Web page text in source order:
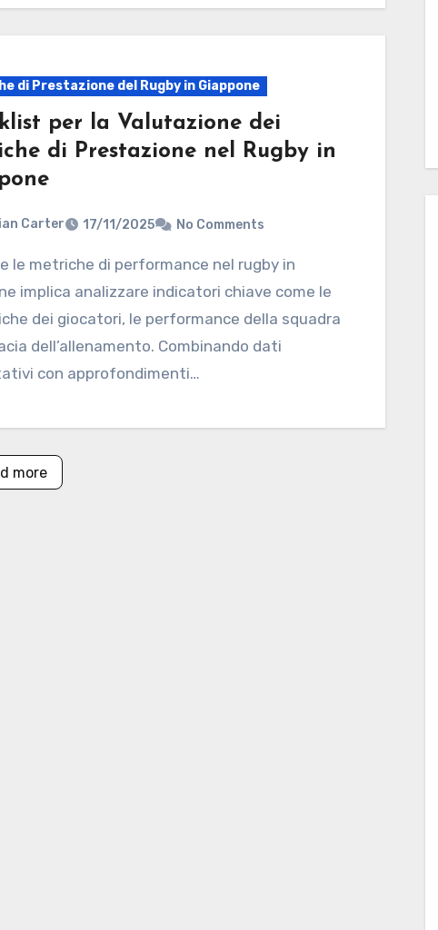
di Prestazione del Rugby in Giappone
per la Valutazione dei
di Prestazione nel Rugby in
Carter 17/11/2025 No Comments
implica analizzare indicatori chiave come le
dei giocatori, le performance della squadra
dell’allenamento. Combinando dati
con approfondimenti…
more